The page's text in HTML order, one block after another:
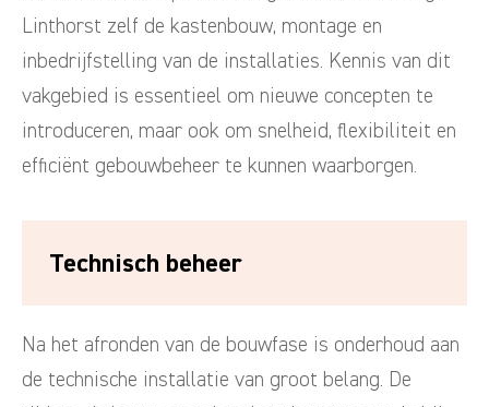
Linthorst zelf de kastenbouw, montage en
inbedrijfstelling van de installaties. Kennis van dit
vakgebied is essentieel om nieuwe concepten te
introduceren, maar ook om snelheid, flexibiliteit en
efficiënt gebouwbeheer te kunnen waarborgen.
Technisch beheer
Na het afronden van de bouwfase is onderhoud aan
de technische installatie van groot belang. De